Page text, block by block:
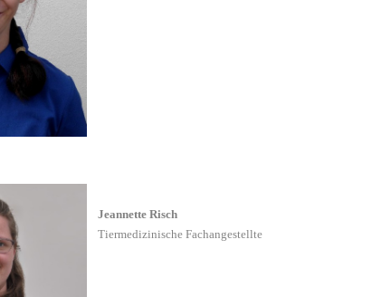
Jeannette Risch
Tiermedizinische Fachangestellte